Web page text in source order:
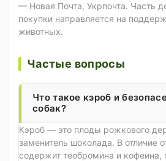
— Новая Почта, Укрпочта. Часть
покупки направляется на
животных.
Частые вопросы
Что такое кэроб и
собак?
Кэроб — это плоды рожкового
заменитель шоколада. В отличие
содержит теобромина и кофеина,